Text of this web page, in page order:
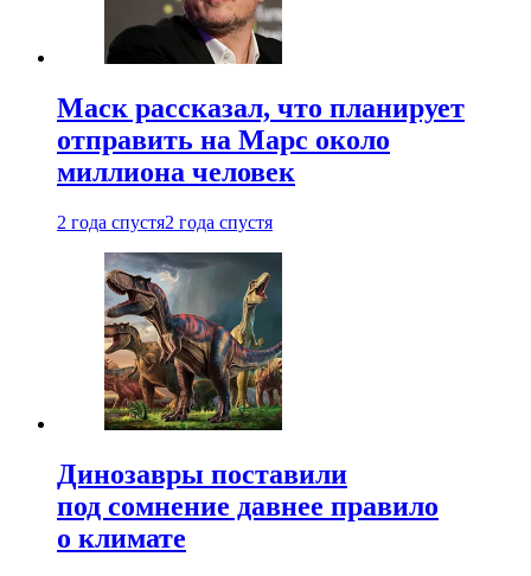
Маск рассказал, что планирует
отправить на Марс около
миллиона человек
2 года спустя2 года спустя
Динозавры поставили
под сомнение давнее правило
о климате